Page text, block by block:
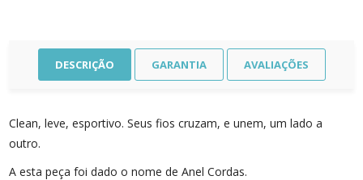
DESCRIÇÃO GARANTIA AVALIAÇÕES
Clean, leve, esportivo. Seus fios cruzam, e unem, um lado a
outro.
A esta peça foi dado o nome de Anel Cordas.